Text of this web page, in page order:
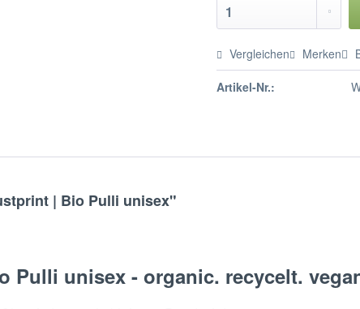
Vergleichen Merken
Artikel-Nr.:
| Bio Pulli unisex"
Pulli unisex - organic. recycelt.